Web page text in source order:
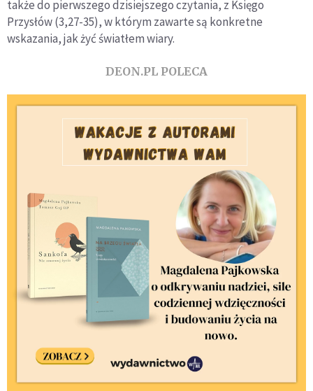
także do pierwszego dzisiejszego czytania, z Księgo
Przysłów (3,27-35), w którym zawarte są konkretne
wskazania, jak żyć światłem wiary.
DEON.PL POLECA